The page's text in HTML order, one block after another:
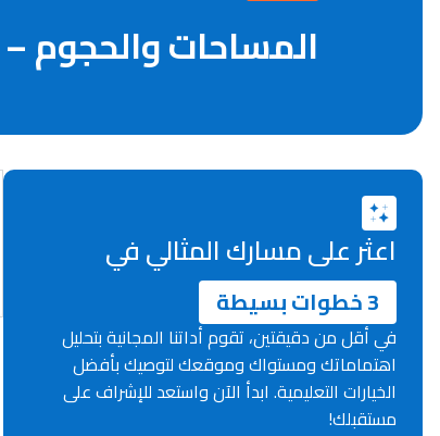
المساحات والحجوم
اعثر على مسارك المثالي في
3 خطوات بسيطة
في أقل من دقيقتين، تقوم أداتنا المجانية بتحليل
اهتماماتك ومستواك وموقعك لتوصيك بأفضل
الخيارات التعليمية. ابدأ الآن واستعد للإشراف على
مستقبلك!